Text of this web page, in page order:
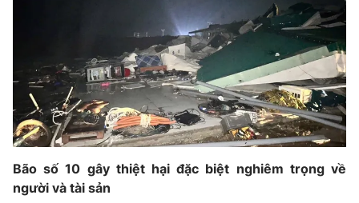
Phim VTV
Hậu trường
Nhân vật
Khán giả
Giải sao mai
Giải trí
Điện ảnh
Âm nhạc
Sao
Đời sống
Làm đẹp
Giáo dục
Bão số 10 gây thiệt hại đặc biệt nghiêm trọng về
người và tài sản